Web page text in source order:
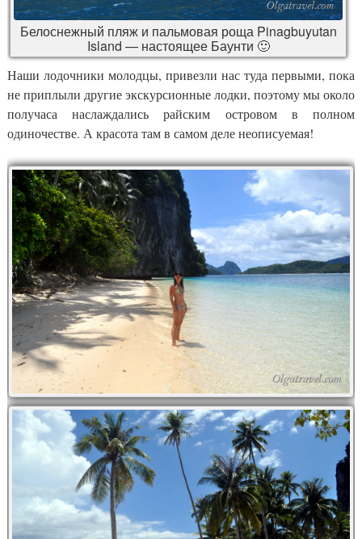
Белоснежный пляж и пальмовая роща Pinagbuyutan
Island — настоящее Баунти 🙂
Наши лодочники молодцы, привезли нас туда первыми, пока
не приплыли другие экскурсионные лодки, поэтому мы около
получаса наслаждались райским островом в полном
одиночестве. А красота там в самом деле неописуемая!